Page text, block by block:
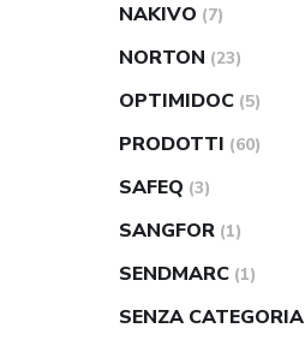
NAKIVO (7)
NORTON (23)
OPTIMIDOC (5)
PRODOTTI (60)
SAFEQ (3)
SANGFOR (1)
SENDMARC (1)
SENZA CATEGORIA